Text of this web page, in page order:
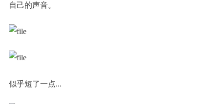
自己的声音。
似乎短了一点...